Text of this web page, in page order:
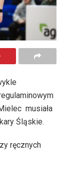
musiała
Śląskie.
ręcznych